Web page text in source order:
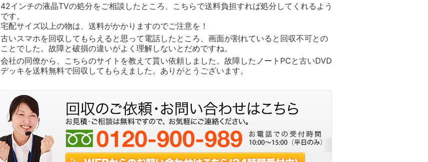
42インチの液晶TVの処分をご相談したところ、こちらで送料負担すれば処分してくれるよう
です。
宅配サイズ以上の物は、送料がかかりますのでご注意を！
古いスマホを回収してもらえると思って電話したところ、画面が割れていると回収不可との
ことでした。故障と破損の違いがよく理解しないとだめですね。
会社の同僚から、こちらのサイトを教えて貰い依頼しました。故障したノートPCと古いDVD
デッキを送料無料で回収してもらえました。ありがとうございます。